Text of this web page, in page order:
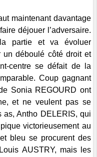
maintenant davantage
déjouer l’adversaire.
partie et va évoluer
un déboulé côté droit et
centre se défait de la
Coup gagnant
Sonia REGOURD ont
et ne veulent pas se
as, Antho DELERIS, qui
victorieusement au
bleu se procurent des
AUSTRY, mais les